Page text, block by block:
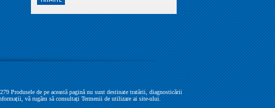
Produsele de pe această pagină nu sunt destinate tratării, diagnosticării
vă rugăm să consultați Termenii de utilizare ai site-ului.